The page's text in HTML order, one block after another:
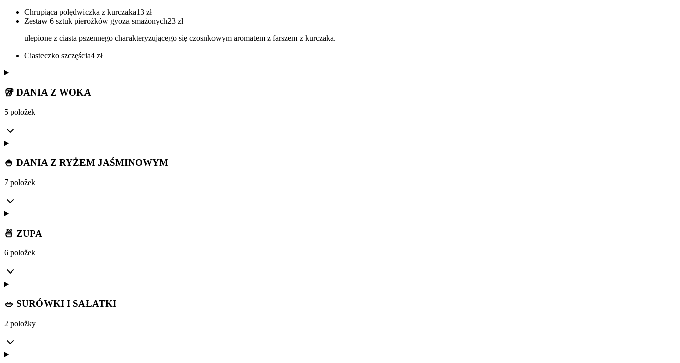
Chrupiąca polędwiczka z kurczaka13 zł
Zestaw 6 sztuk pierożków gyoza smażonych23 zł
ulepione z ciasta pszennego charakteryzującego się czosnkowym aromatem z farszem z kurczaka.
Ciasteczko szczęścia4 zł
🥡 DANIA Z WOKA
5 položek
🍚 DANIA Z RYŻEM JAŚMINOWYM
7 položek
🍜 ZUPA
6 položek
🥗 SURÓWKI I SAŁATKI
2 položky